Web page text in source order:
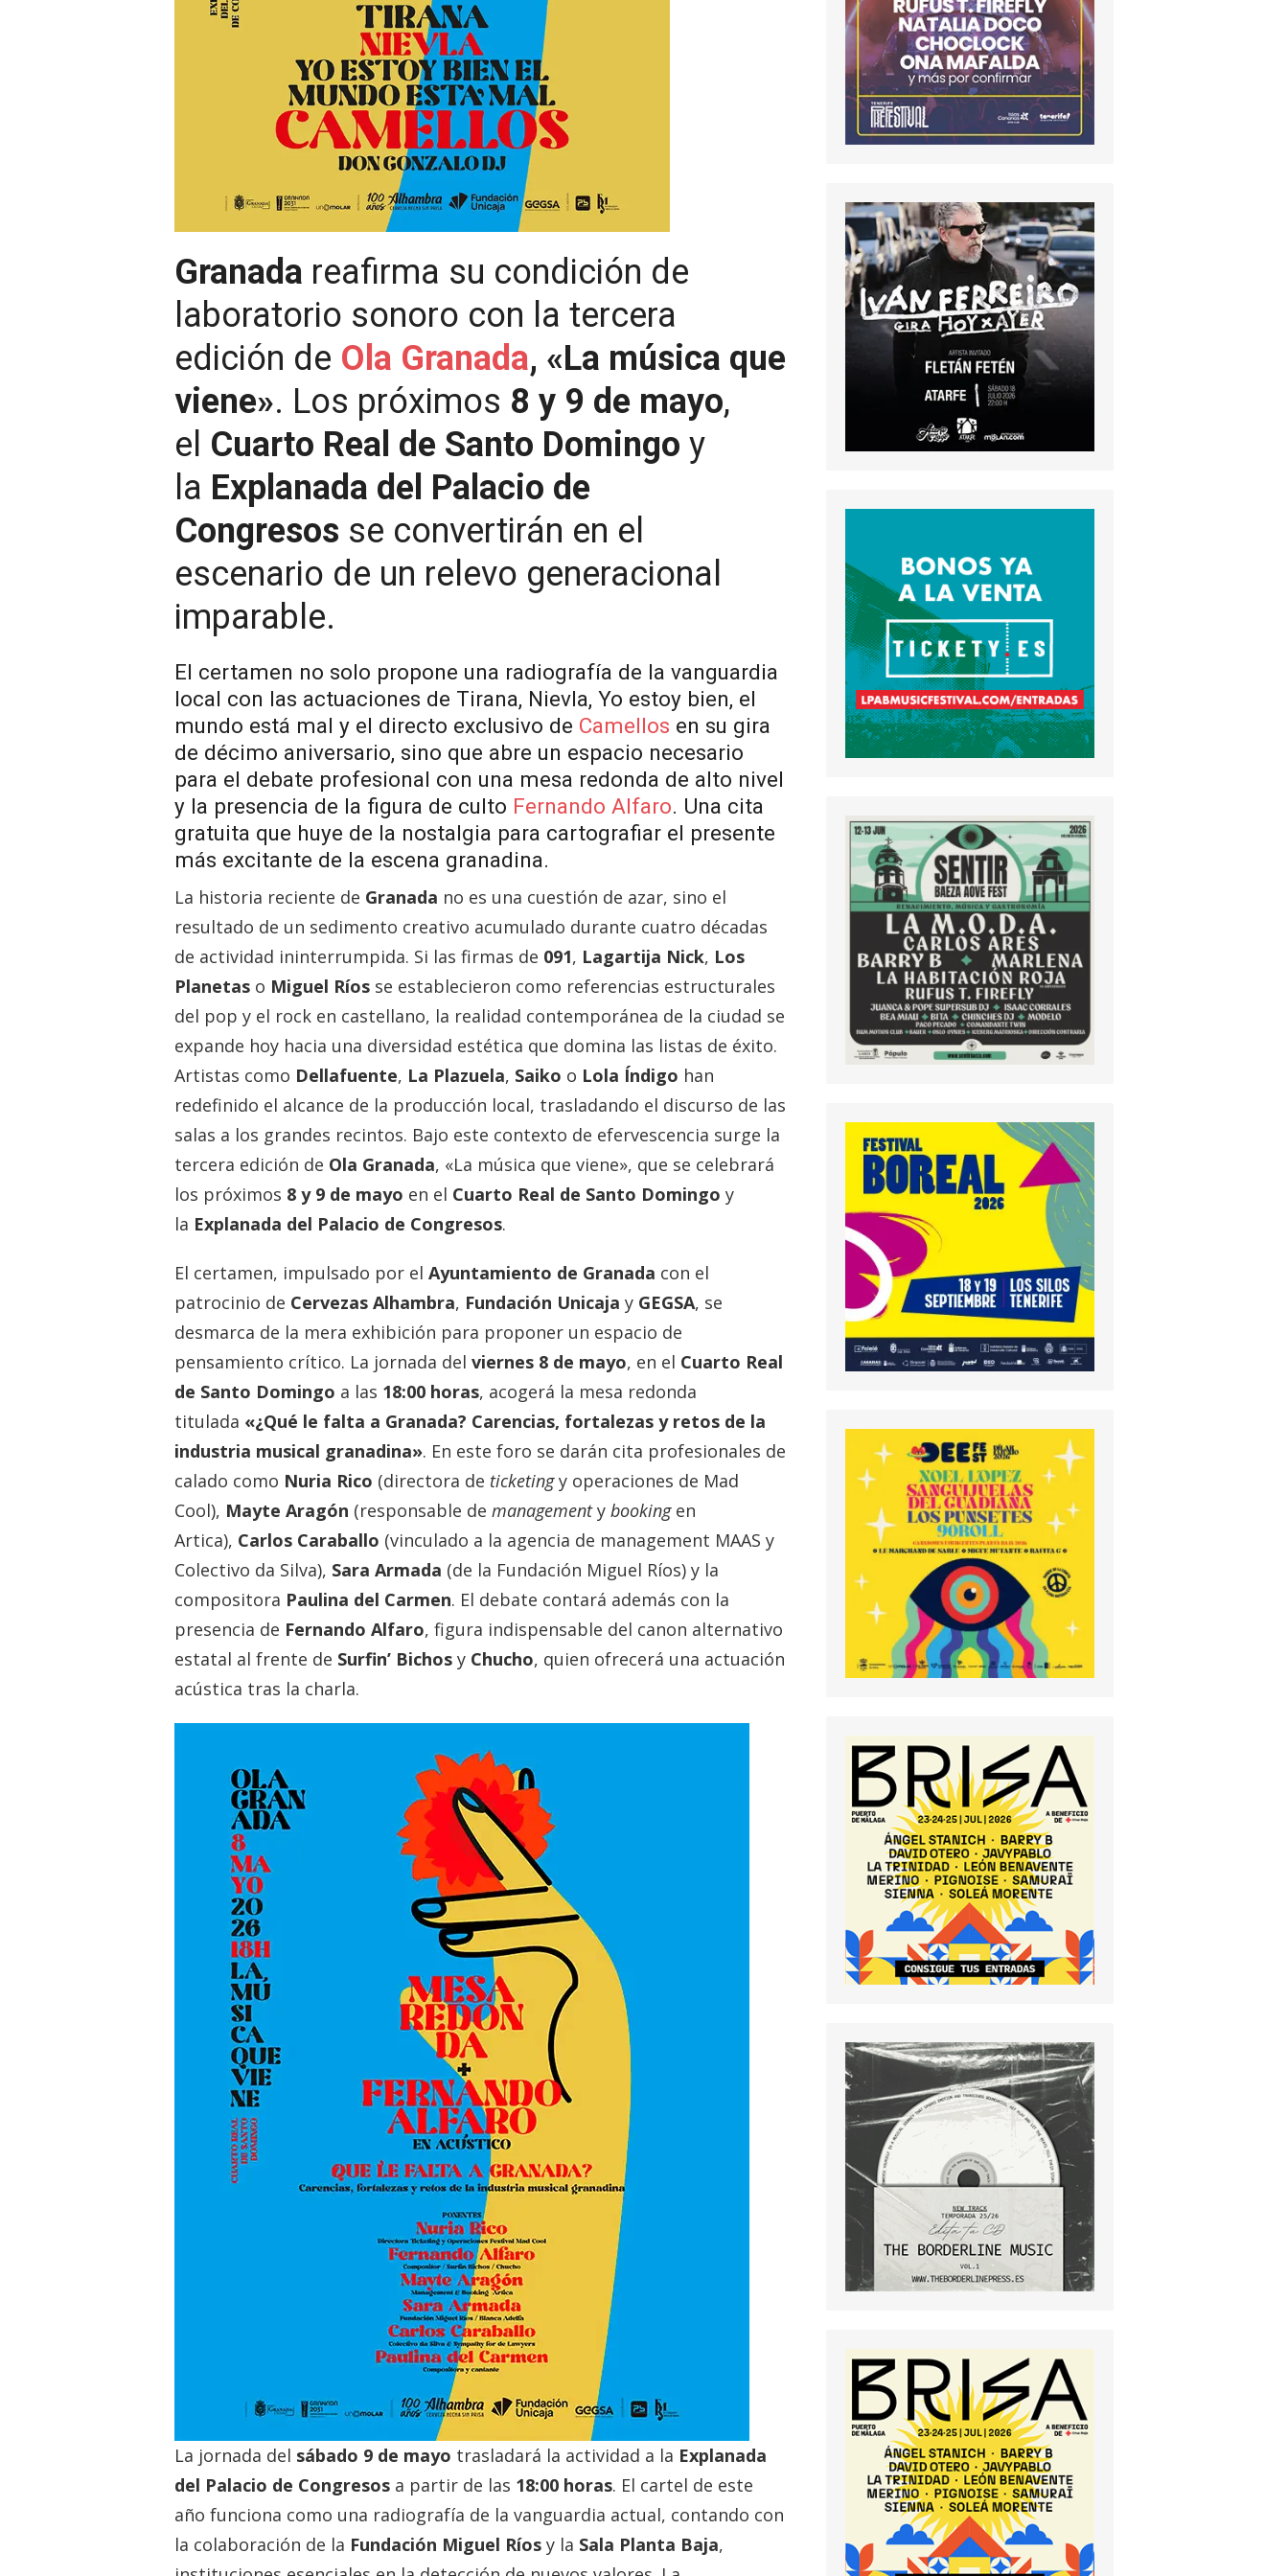
Granada reafirma su condición de
laboratorio sonoro con la tercera
edición de Ola Granada, «La música que
viene». Los próximos 8 y 9 de mayo,
el Cuarto Real de Santo Domingo y
la Explanada del Palacio de
Congresos se convertirán en el
escenario de un relevo generacional
imparable.
El certamen no solo propone una radiografía de la vanguardia
local con las actuaciones de Tirana, Nievla, Yo estoy bien, el
mundo está mal y el directo exclusivo de Camellos en su gira
de décimo aniversario, sino que abre un espacio necesario
para el debate profesional con una mesa redonda de alto nivel
y la presencia de la figura de culto Fernando Alfaro. Una cita
gratuita que huye de la nostalgia para cartografiar el presente
más excitante de la escena granadina.
La historia reciente de Granada no es una cuestión de azar, sino el
resultado de un sedimento creativo acumulado durante cuatro décadas
de actividad ininterrumpida. Si las firmas de 091, Lagartija Nick, Los
Planetas o Miguel Ríos se establecieron como referencias estructurales
del pop y el rock en castellano, la realidad contemporánea de la ciudad se
expande hoy hacia una diversidad estética que domina las listas de éxito.
Artistas como Dellafuente, La Plazuela, Saiko o Lola Índigo han
redefinido el alcance de la producción local, trasladando el discurso de las
salas a los grandes recintos. Bajo este contexto de efervescencia surge la
tercera edición de Ola Granada, «La música que viene», que se celebrará
los próximos 8 y 9 de mayo en el Cuarto Real de Santo Domingo y
la Explanada del Palacio de Congresos.
El certamen, impulsado por el Ayuntamiento de Granada con el
patrocinio de Cervezas Alhambra, Fundación Unicaja y GEGSA, se
desmarca de la mera exhibición para proponer un espacio de
pensamiento crítico. La jornada del viernes 8 de mayo, en el Cuarto Real
de Santo Domingo a las 18:00 horas, acogerá la mesa redonda
titulada «¿Qué le falta a Granada? Carencias, fortalezas y retos de la
industria musical granadina». En este foro se darán cita profesionales de
calado como Nuria Rico (directora de ticketingy operaciones de Mad
Cool), Mayte Aragón (responsable de managementy bookingen
Artica), Carlos Caraballo (vinculado a la agencia de management MAAS y
Colectivo da Silva), Sara Armada (de la Fundación Miguel Ríos) y la
compositora Paulina del Carmen. El debate contará además con la
presencia de Fernando Alfaro, figura indispensable del canon alternativo
estatal al frente de Surfin’ Bichos y Chucho, quien ofrecerá una actuación
acústica tras la charla.
La jornada del sábado 9 de mayo trasladará la actividad a la Explanada
del Palacio de Congresos a partir de las 18:00 horas. El cartel de este
año funciona como una radiografía de la vanguardia actual, contando con
la colaboración de la Fundación Miguel Ríos y la Sala Planta Baja,